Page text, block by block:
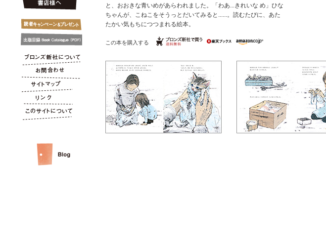
と、おおきな青いめがあらわれました。「わあ...きれいな め」ひな
ちゃんが、こねこをそうっとだいてみると......。読むたびに、あた
たかい気もちにつつまれる絵本。
この本を購入する